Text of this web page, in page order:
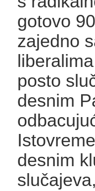
gotovo
zajedno
posto
desnim
desnim